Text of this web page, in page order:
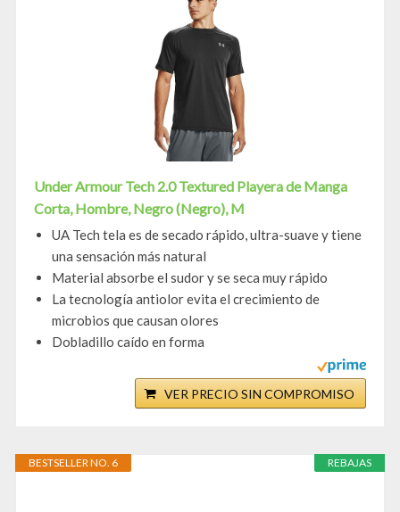
Under Armour Tech 2.0 Textured Playera de Manga
Corta, Hombre, Negro (Negro), M
UA Tech tela es de secado rápido, ultra-suave y tiene
una sensación más natural
Material absorbe el sudor y se seca muy rápido
La tecnología antiolor evita el crecimiento de
microbios que causan olores
Dobladillo caído en forma
VER PRECIO SIN COMPROMISO
REBAJAS
BESTSELLER NO. 6